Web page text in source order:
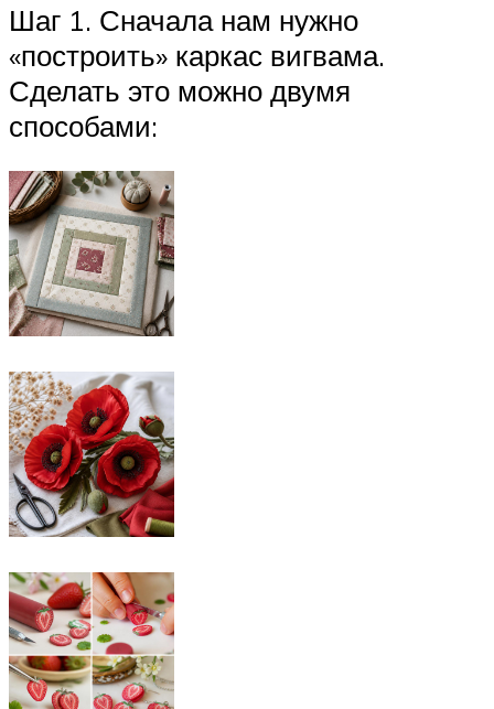
Шаг 1. Сначала нам нужно
«построить» каркас вигвама.
Сделать это можно двумя
способами: